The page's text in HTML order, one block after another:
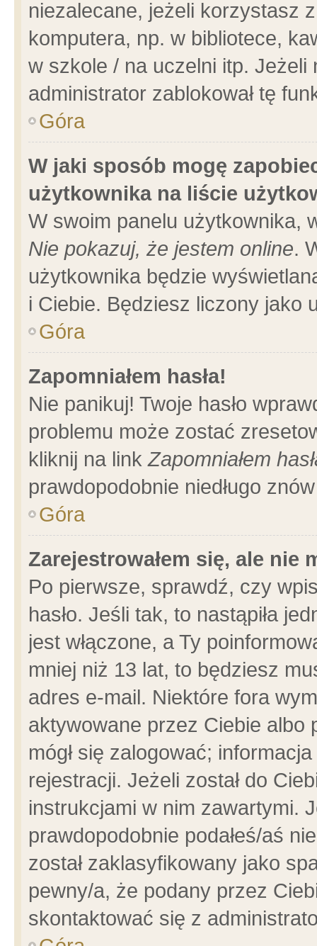
niezalecane, jeżeli korzystasz
komputera, np. w bibliotece,
w szkole / na uczelni itp.
administrator zablokował tę
Góra
W jaki sposób mogę
użytkownika na liście
W swoim panelu użytkownika,
Nie pokazuj, że jestem online.
użytkownika będzie
i Ciebie. Będziesz liczony jako
Góra
Zapomniałem hasła!
Nie panikuj! Twoje hasło
problemu może zostać
kliknij na linkZapomniałem
prawdopodobnie niedługo
Góra
Zarejestrowałem się, ale nie
Po pierwsze, sprawdź, czy
hasło. Jeśli tak, to nastąpiła
jest włączone, a Ty
mniej niż 13 lat, to będziesz
adres e-mail. Niektóre fora
aktywowane przez Ciebie albo
mógł się zalogować;
rejestracji. Jeżeli został do
instrukcjami w nim zawartymi.
prawdopodobnie podałeś/aś
został zaklasyfikowany jako
pewny/a, że podany przez
skontaktować się z